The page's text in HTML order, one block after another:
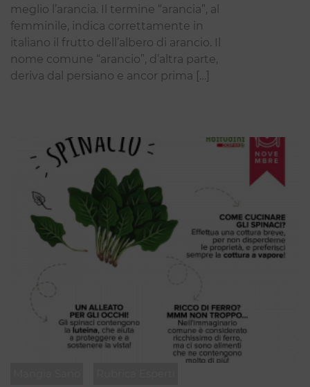
meglio l’arancia. Il termine “arancia”, al
femminile, indica correttamente in
italiano il frutto dell’albero di arancio. Il
nome comune “arancio”, d’altra parte,
deriva dal persiano e ancor prima […]